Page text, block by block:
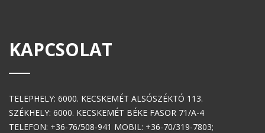
KAPCSOLAT
TELEPHELY: 6000. KECSKEMÉT ALSÓSZÉKTÓ 113.
SZÉKHELY: 6000. KECSKEMÉT BÉKE FASOR 71/A-4
TELEFON: +36-76/508-941 MOBIL: +36-70/319-7803;